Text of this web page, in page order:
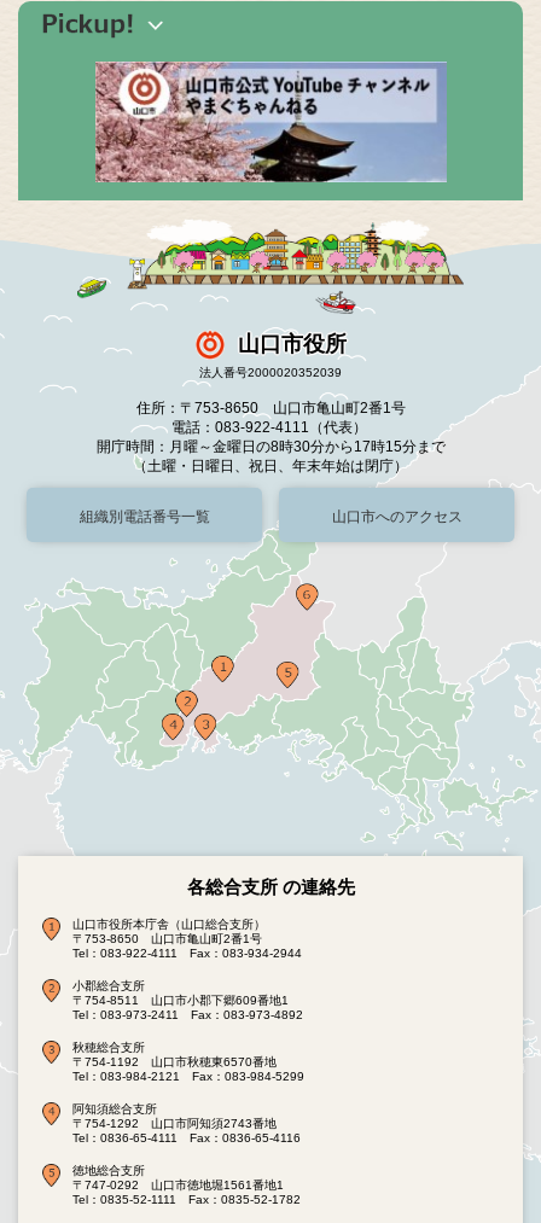
山口市役所
法人番号2000020352039
住所：〒753-8650 山口市亀山町2番1号
電話：083-922-4111（代表）
開庁時間：月曜～金曜日の8時30分から17時15分まで
（土曜・日曜日、祝日、年末年始は閉庁）
組織別電話番号一覧 山口市へのアクセス
各総合支所 の連絡先
山口市役所本庁舎（山口総合支所）
〒753-8650 山口市亀山町2番1号
Tel：083-922-4111
Fax：083-934-2944
小郡総合支所
〒754-8511 山口市小郡下郷609番地1
Tel：083-973-2411
Fax：083-973-4892
秋穂総合支所
〒754-1192 山口市秋穂東6570番地
Tel：083-984-2121
Fax：083-984-5299
阿知須総合支所
〒754-1292 山口市阿知須2743番地
Tel：0836-65-4111
Fax：0836-65-4116
徳地総合支所
〒747-0292 山口市徳地堀1561番地1
Tel：0835-52-1111
Fax：0835-52-1782